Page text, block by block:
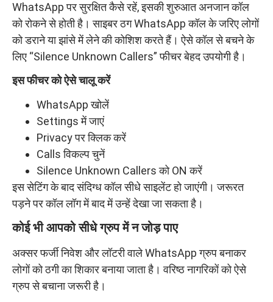
WhatsApp पर सुरक्षित कैसे रहें, इसकी शुरुआत अनजान कॉल
को रोकने से होती है। साइबर ठग WhatsApp कॉल के जरिए लोगों
को डराने या झांसे में लेने की कोशिश करते हैं। ऐसे कॉल से बचने के
लिए “Silence Unknown Callers” फीचर बेहद उपयोगी है।
इस फीचर को ऐसे चालू करें
WhatsApp खोलें
Settings में जाएं
Privacy पर क्लिक करें
Calls विकल्प चुनें
Silence Unknown Callers को ON करें
इस सेटिंग के बाद संदिग्ध कॉल सीधे साइलेंट हो जाएंगी। जरूरत
पड़ने पर कॉल लॉग में बाद में उन्हें देखा जा सकता है।
कोई भी आपको सीधे ग्रुप में न जोड़ पाए
अक्सर फर्जी निवेश और लॉटरी वाले WhatsApp ग्रुप बनाकर
लोगों को ठगी का शिकार बनाया जाता है। वरिष्ठ नागरिकों को ऐसे
ग्रुप से बचाना जरूरी है।